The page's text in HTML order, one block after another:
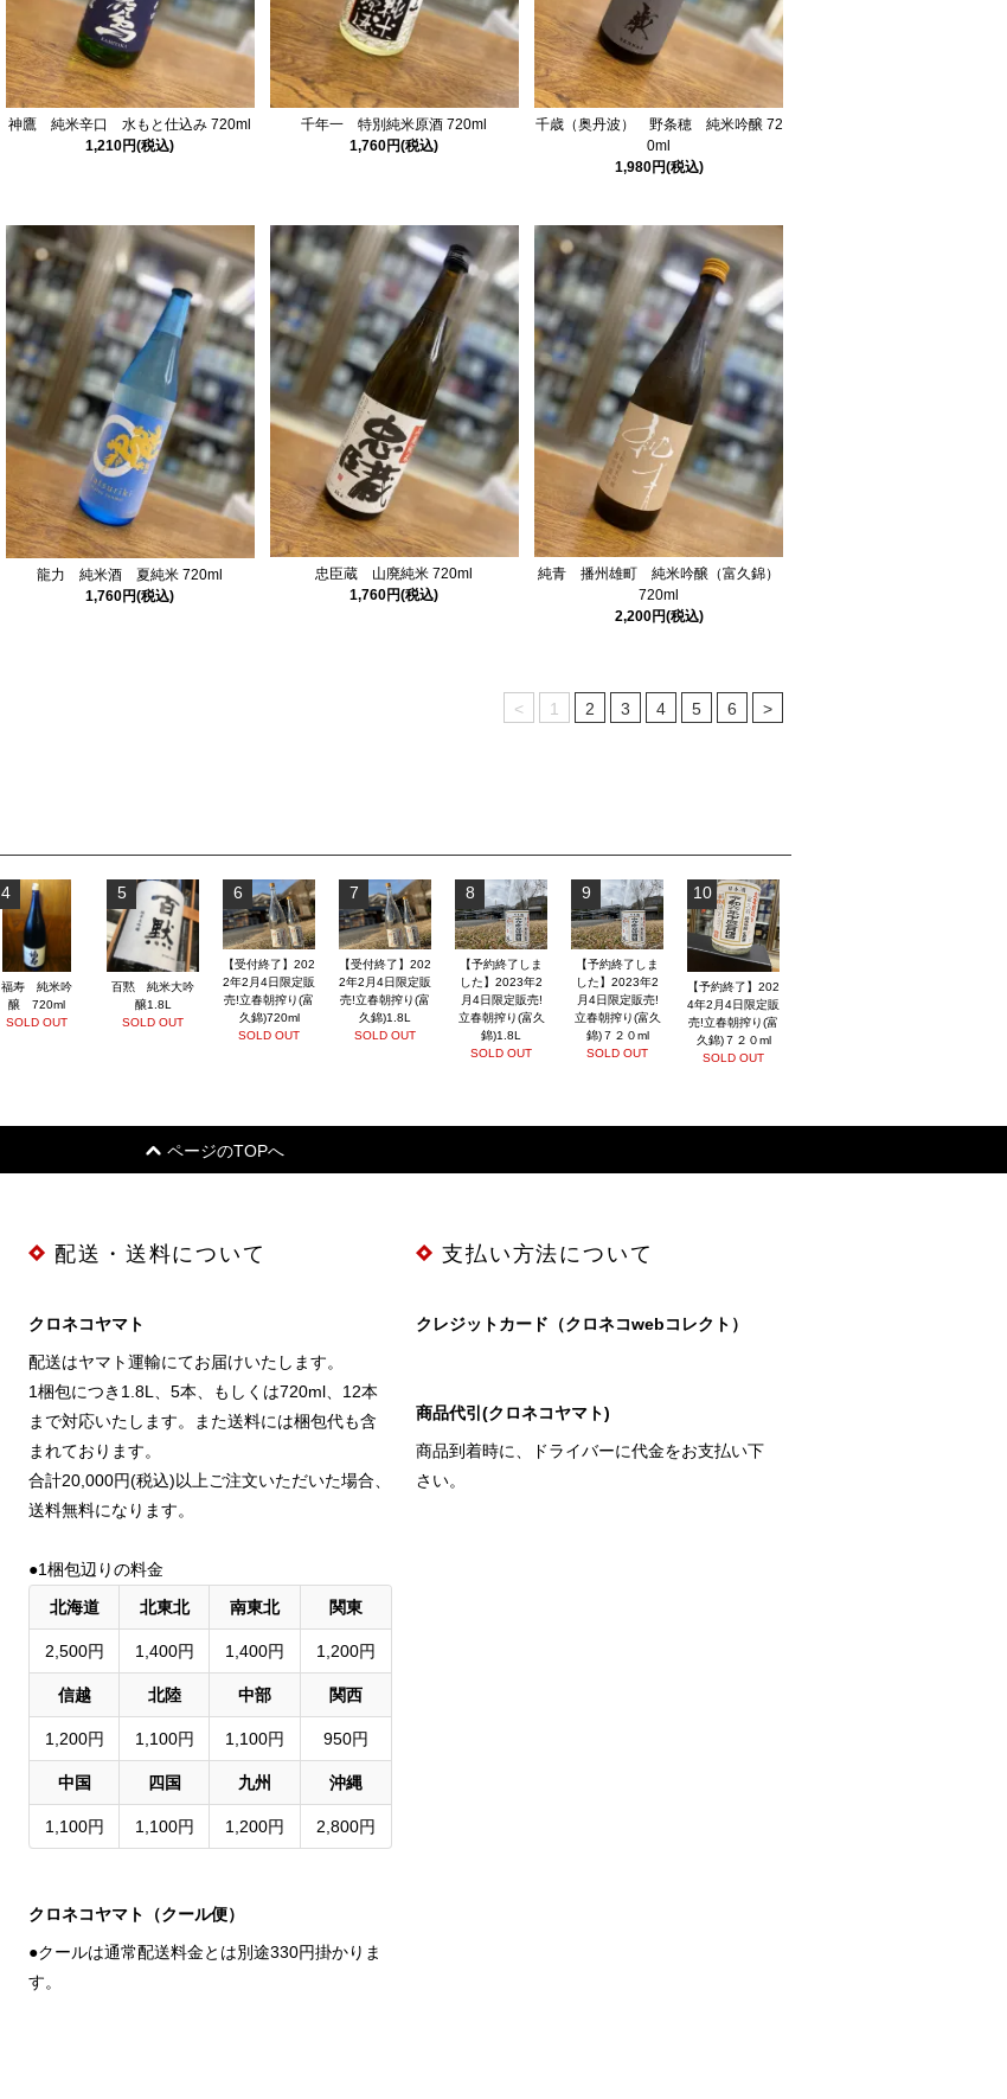
神鷹 純米辛口 水もと仕込み 720ml
1,210円(税込)
千年一 特別純米原酒 720ml
1,760円(税込)
千歳（奥丹波） 野条穂 純米吟醸 72
0ml
1,980円(税込)
龍力 純米酒 夏純米 720ml
1,760円(税込)
忠臣蔵 山廃純米 720ml
1,760円(税込)
純青 播州雄町 純米吟醸（富久錦）
720ml
2,200円(税込)
< 1 2 3 4 5 6 >
4
福寿 純米吟
醸 720ml
SOLD OUT
5
百黙 純米大吟
醸1.8L
SOLD OUT
6
【受付終了】202
2年2月4日限定販
売!立春朝搾り(富
久錦)720ml
SOLD OUT
7
【受付終了】202
2年2月4日限定販
売!立春朝搾り(富
久錦)1.8L
SOLD OUT
8
【予約終了しま
した】2023年2
月4日限定販売!
立春朝搾り(富久
錦)1.8L
SOLD OUT
9
【予約終了しま
した】2023年2
月4日限定販売!
立春朝搾り(富久
錦)７２０ml
SOLD OUT
10
【予約終了】202
4年2月4日限定販
売!立春朝搾り(富
久錦)７２０ml
SOLD OUT
ページのTOPへ
配送・送料について
クロネコヤマト
配送はヤマト運輸にてお届けいたします。
1梱包につき1.8L、5本、もしくは720ml、12本
まで対応いたします。また送料には梱包代も含
まれております。
合計20,000円(税込)以上ご注文いただいた場合、
送料無料になります。
●1梱包辺りの料金
北海道
北東北 南東北 関東
2,500円 1,400円 1,400円 1,200円
信越 北陸 中部 関西
1,200円 1,100円 1,100円 950円
中国 四国 九州 沖縄
1,100円 1,100円 1,200円 2,800円
クロネコヤマト（クール便）
●クールは通常配送料金とは別途330円掛かりま
す。
支払い方法について
クレジットカード（クロネコwebコレクト）
商品代引(クロネコヤマト)
商品到着時に、ドライバーに代金をお支払い下
さい。